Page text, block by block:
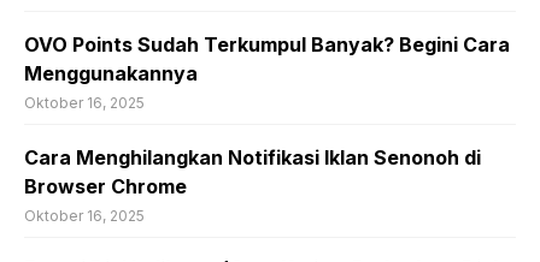
OVO Points Sudah Terkumpul Banyak? Begini Cara
Menggunakannya
Oktober 16, 2025
Cara Menghilangkan Notifikasi Iklan Senonoh di
Browser Chrome
Oktober 16, 2025